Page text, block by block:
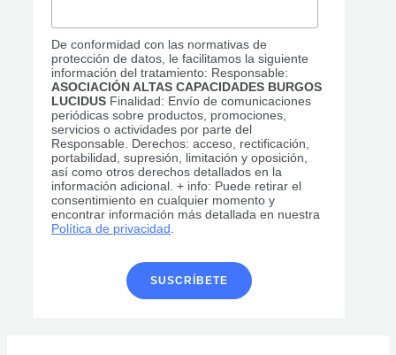
De conformidad con las normativas de
protección de datos, le facilitamos la siguiente
información del tratamiento: Responsable:
ASOCIACIÓN ALTAS CAPACIDADES BURGOS
LUCIDUS Finalidad: Envío de comunicaciones
periódicas sobre productos, promociones,
servicios o actividades por parte del
Responsable. Derechos: acceso, rectificación,
portabilidad, supresión, limitación y oposición,
así como otros derechos detallados en la
información adicional. + info: Puede retirar el
consentimiento en cualquier momento y
encontrar información más detallada en nuestra
Política de privacidad